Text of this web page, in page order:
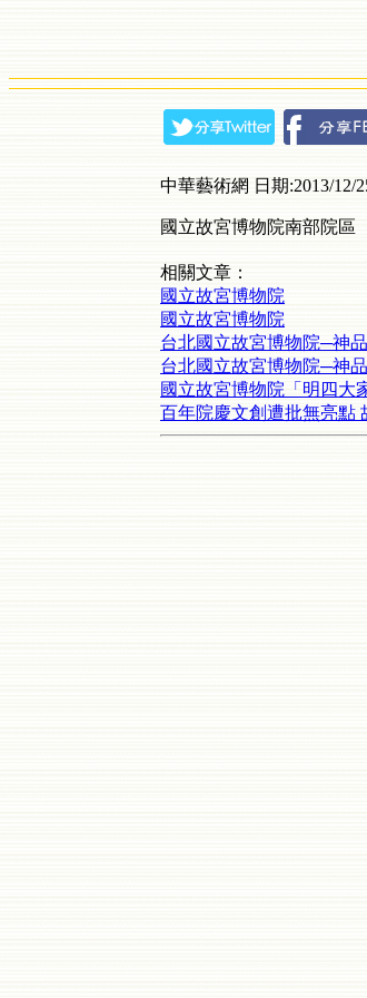
中華藝術網 日期:2013/
國立故宮博物院南部院區
相關文章：
國立故宮博物院
國立故宮博物院
台北國立故宮博物院─神
台北國立故宮博物院─神
國立故宮博物院「明四大
百年院慶文創遭批無亮點